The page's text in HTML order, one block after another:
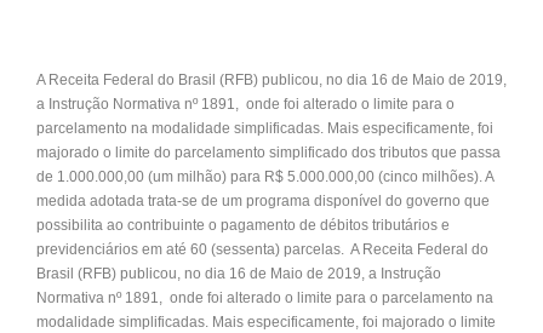
A Receita Federal do Brasil (RFB) publicou, no dia 16 de Maio de 2019,
a Instrução Normativa nº 1891, onde foi alterado o limite para o
parcelamento na modalidade simplificadas. Mais especificamente, foi
majorado o limite do parcelamento simplificado dos tributos que passa
de 1.000.000,00 (um milhão) para R$ 5.000.000,00 (cinco milhões). A
medida adotada trata-se de um programa disponível do governo que
possibilita ao contribuinte o pagamento de débitos tributários e
previdenciários em até 60 (sessenta) parcelas. A Receita Federal do
Brasil (RFB) publicou, no dia 16 de Maio de 2019, a Instrução
Normativa nº 1891, onde foi alterado o limite para o parcelamento na
modalidade simplificadas. Mais especificamente, foi majorado o limite